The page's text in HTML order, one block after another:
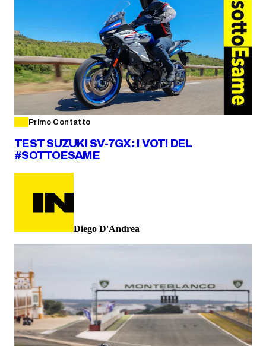
Primo Contatto
TEST SUZUKI SV-7GX: I VOTI DEL
#SOTTOESAME
Diego D'Andrea